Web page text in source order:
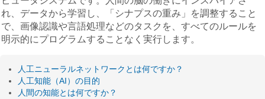
れ、データから学習し、「シナプスの重み」を調整すること
で、画像認識や言語処理などのタスクを、すべてのルールを
明示的にプログラムすることなく実行します。
人工ニューラルネットワークとは何ですか？
人工知能（AI）の目的
人間の知能とは何ですか？